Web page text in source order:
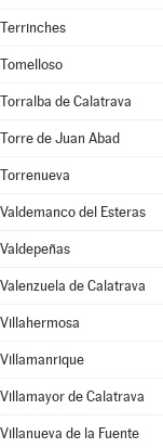
Terrinches
Tomelloso
Torralba de Calatrava
Torre de Juan Abad
Torrenueva
Valdemanco del Esteras
Valdepeñas
Valenzuela de Calatrava
Villahermosa
Villamanrique
Villamayor de Calatrava
Villanueva de la Fuente